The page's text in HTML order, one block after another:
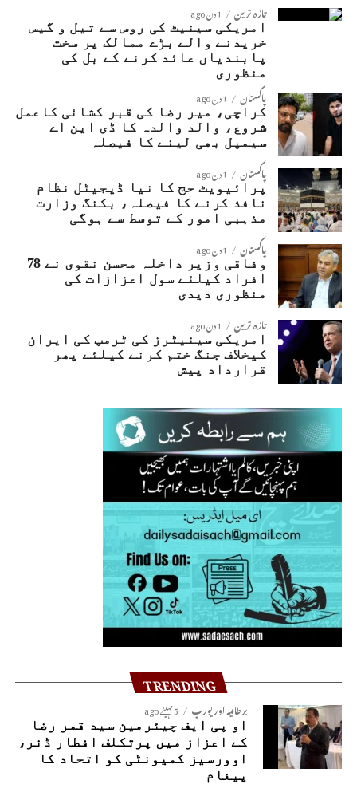
تازہ ترین 1 دن ago
امریکی سینیٹ کی روس سے تیل و گیس
خریدنے والے بڑے ممالک پر سخت
پابندیاں عائد کرنے کے بل کی
منظوری
پاکستان 1 دن ago
کراچی، میر رضا کی قبر کشائی کاعمل
شروع، والد والدہ کا ڈی این اے
سیمپل بھی لینے کا فیصلہ
پاکستان 1 دن ago
پرائیویٹ حج کا نیا ڈیجیٹل نظام
نافذ کرنے کا فیصلہ، بکنگ وزارت
مذہبی امور کے توسط سے ہوگی
پاکستان 1 دن ago
وفاقی وزیر داخلہ محسن نقوی نے 78
افراد کیلئے سول اعزازات کی
منظوری دیدی
تازہ ترین 1 دن ago
امریکی سینیٹرز کی ٹرمپ کی ایران
کیخلاف جنگ ختم کرنے کیلئے پھر
قرارداد پیش
TRENDING
برطانیہ اور یورپ 5 مہینے ago
او پی ایف چیئرمین سید قمر رضا
کے اعزاز میں پرتکلف افطار ڈنر،
اوورسیز کمیونٹی کو اتحاد کا
پیغام